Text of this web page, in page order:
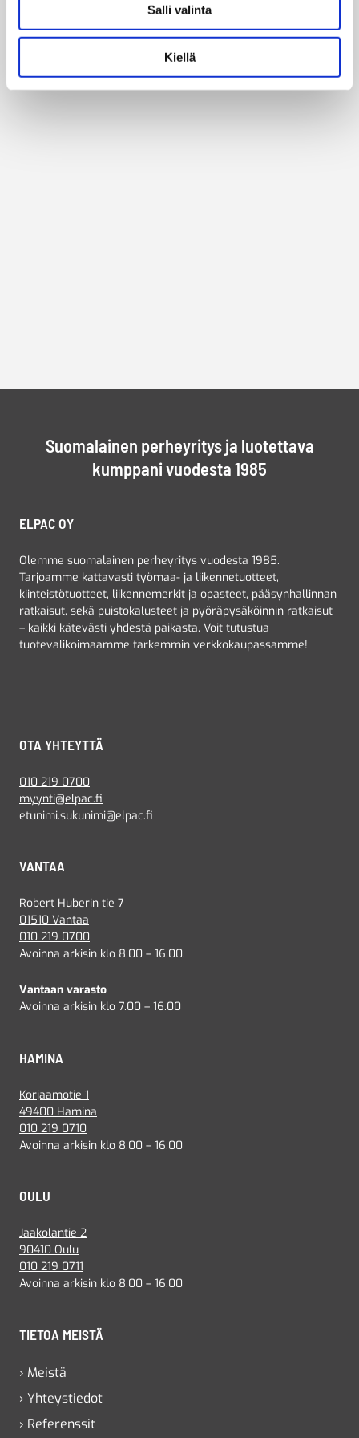
Salli valinta
Kiellä
Alan parhaat merkit
Suomalainen perheyritys ja luotettava
kumppani vuodesta 1985
ELPAC OY
Olemme suomalainen perheyritys vuodesta 1985.
Tarjoamme kattavasti työmaa- ja liikennetuotteet,
kiinteistötuotteet, liikennemerkit ja opasteet, pääsynhallinnan
ratkaisut, sekä puistokalusteet ja pyöräpysäköinnin ratkaisut
– kaikki kätevästi yhdestä paikasta. Voit tutustua
tuotevalikoimaamme tarkemmin verkkokaupassamme!
OTA YHTEYTTÄ
010 219 0700
myynti@elpac.fi
etunimi.sukunimi@elpac.fi
VANTAA
Robert Huberin tie 7
01510 Vantaa
010 219 0700
Avoinna arkisin klo 8.00 – 16.00.
Vantaan varasto
Avoinna arkisin klo 7.00 – 16.00
HAMINA
Korjaamotie 1
49400 Hamina
010 219 0710
Avoinna arkisin klo 8.00 – 16.00
OULU
Jaakolantie 2
90410 Oulu
010 219 0711
Avoinna arkisin klo 8.00 – 16.00
TIETOA MEISTÄ
› Meistä
› Yhteystiedot
› Referenssit